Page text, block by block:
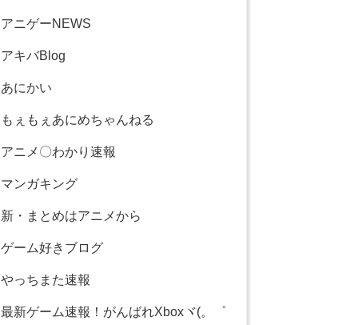
アニゲーNEWS
アキバBlog
あにかい
もぇもぇあにめちゃんねる
アニメ〇わかり速報
マンガキング
新・まとめはアニメから
ゲーム好きブログ
やっちまた速報
最新ゲーム速報！がんばれXboxヾ(。゜